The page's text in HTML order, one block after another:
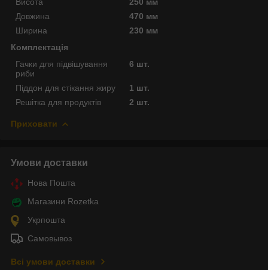
Довжина
470 мм
Ширина
230 мм
Комплектація
Гачки для підвішування
риби
6 шт.
Піддон для стікання жиру
1 шт.
Решітка для продуктів
2 шт.
Приховати
Умови доставки
Нова Пошта
Магазини Rozetka
Укрпошта
Самовывоз
Всі умови доставки